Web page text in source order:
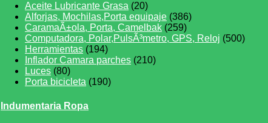
Aceite Lubricante Grasa (20)
Alforjas, Mochilas,Porta equipaje (386)
CaramaÃ±ola, Porta, Camelbak (259)
Computadora, Polar,PulsÃ³metro, GPS, Reloj (500)
Herramientas (194)
Inflador Camara parches (210)
Luces (80)
Porta bicicleta (190)
Indumentaria Ropa